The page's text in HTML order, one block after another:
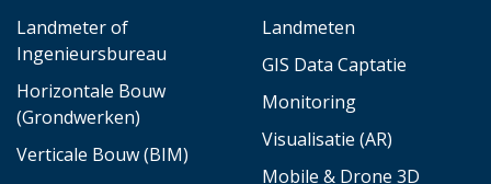
Landmeter of
Ingenieursbureau
Horizontale Bouw
(Grondwerken)
Verticale Bouw (BIM)
Landmeten
GIS Data Captatie
Monitoring
Visualisatie (AR)
Mobile & Drone 3D